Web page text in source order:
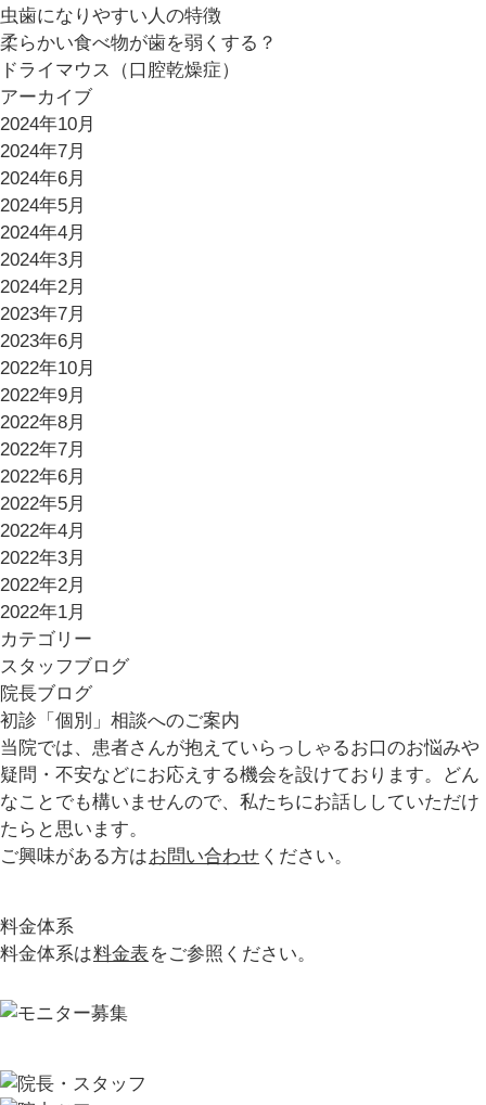
虫歯になりやすい人の特徴
柔らかい食べ物が歯を弱くする？
ドライマウス（口腔乾燥症）
アーカイブ
2024年10月
2024年7月
2024年6月
2024年5月
2024年4月
2024年3月
2024年2月
2023年7月
2023年6月
2022年10月
2022年9月
2022年8月
2022年7月
2022年6月
2022年5月
2022年4月
2022年3月
2022年2月
2022年1月
カテゴリー
スタッフブログ
院長ブログ
初診「個別」相談へのご案内
当院では、患者さんが抱えていらっしゃるお口のお悩みや
疑問・不安などにお応えする機会を設けております。どん
なことでも構いませんので、私たちにお話ししていただけ
たらと思います。
ご興味がある方はお問い合わせ ください。
料金体系
料金体系は料金表 をご参照ください。